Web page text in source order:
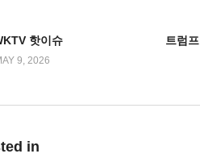
핫이슈
9, 2026
in